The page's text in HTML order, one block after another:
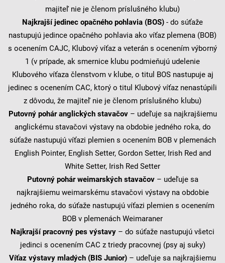
majiteľ nie je členom príslušného klubu)
Najkrajší jedinec opačného pohlavia (BOS) - do súťaže
nastupujú jedince opačného pohlavia ako víťaz plemena (BOB)
s ocenením CAJC, Klubový víťaz a veterán s ocenením výborný
1 (v prípade, ak smernice klubu podmieňujú udelenie
Klubového víťaza členstvom v klube, o titul BOS nastupuje aj
jedinec s ocenením CAC, ktorý o titul Klubový víťaz nenastúpili
z dôvodu, že majiteľ nie je členom príslušného klubu)
Putovný pohár anglických stavačov – udeľuje sa najkrajšiemu
anglickému stavačovi výstavy na obdobie jedného roka, do
súťaže nastupujú víťazi plemien s ocenením BOB v plemenách
English Pointer, English Setter, Gordon Setter, Irish Red and
White Setter, Irish Red Setter
Putovný pohár weimarských stavačov– udeľuje sa
najkrajšiemu weimarskému stavačovi výstavy na obdobie
jedného roka, do súťaže nastupujú víťazi plemien s ocenením
BOB v plemenách Weimaraner
Najkrajší pracovný pes výstavy – do súťaže nastupujú všetci
jedinci s ocenením CAC z triedy pracovnej (psy aj suky)
Víťaz výstavy mladých (BIS Junior) – udeľuje sa najkrajšiemu